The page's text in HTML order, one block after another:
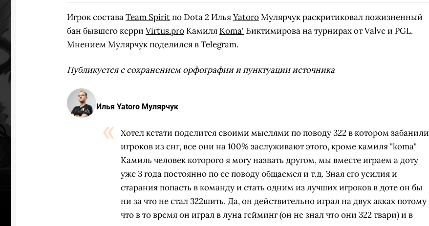
Игрок составаTeam Spiritпо Dota 2 ИльяYatoroМулярчук раскритиковал пожизненный
бан бывшего керри Virtus.pro Камиля Koma' Биктимирова на турнирах от Valve и PGL.
Мнением Мулярчук поделился в Telegram.
Публикуется с сохранением орфографии и пунктуации источника
Илья Yatoro Мулярчук
Хотел кстати поделится своими мыслями по поводу 322 в котором забанили
игроков из снг, все они на 100% заслуживают этого, кроме камиля "koma"
Камиль человек которого я могу назвать другом, мы вместе играем а доту
уже 3 года постоянно по ее поводу общаемся и т.д. Зная его усилия и
старания попасть в команду и стать одним из лучших игроков в доте он бы
ни за что не стал 322шить. Да, он действительно играл на двух акках потому
что в то время он играл в луна гейминг (он не знал что они 322 твари) и в